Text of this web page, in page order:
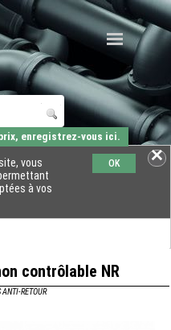
vous
à vos
OK
enregistrez-vous ici.